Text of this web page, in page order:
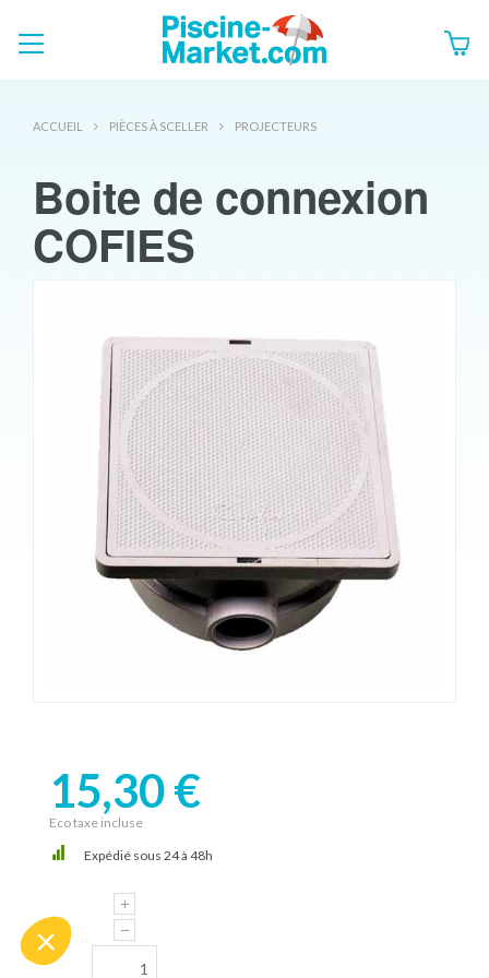
ACCUEIL PIÈCES À SCELLER PROJECTEURS
Boite de connexion
COFIES
15,30 €
Eco taxe incluse
Expédié sous 24 à 48h